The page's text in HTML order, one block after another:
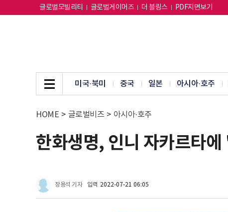
글로벌모빌리티 글로벌게이머즈 더 블링스 PDF지면보기
미국·북미 중국 일본 아시아·호주
HOME > 글로벌비즈 > 아시아·호주
한화생명, 인니 자카르타
장용석 기자 입력 2022-07-21 06:05